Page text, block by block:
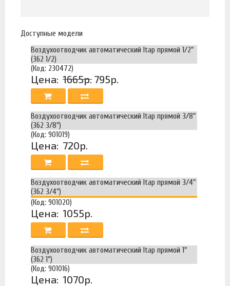
Доступные модели
Воздухоотводчик автоматический Itap прямой 1/2"
(362 1/2)
(Код: 230472)
Цена: 1665р. 795р.
Воздухоотводчик автоматический Itap прямой 3/8"
(362 3/8")
(Код: 901019)
Цена: 720р.
Воздухоотводчик автоматический Itap прямой 3/4"
(362 3/4")
(Код: 901020)
Цена: 1055р.
Воздухоотводчик автоматический Itap прямой 1"
(362 1")
(Код: 901016)
Цена: 1070р.